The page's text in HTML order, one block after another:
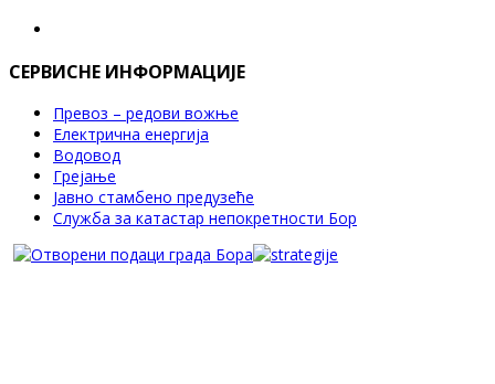
СЕРВИСНЕ ИНФОРМАЦИЈЕ
Превоз – редови вожње
Електрична енергија
Водовод
Грејање
Јавно стамбено предузеће
Служба за катастар непокретности Бор